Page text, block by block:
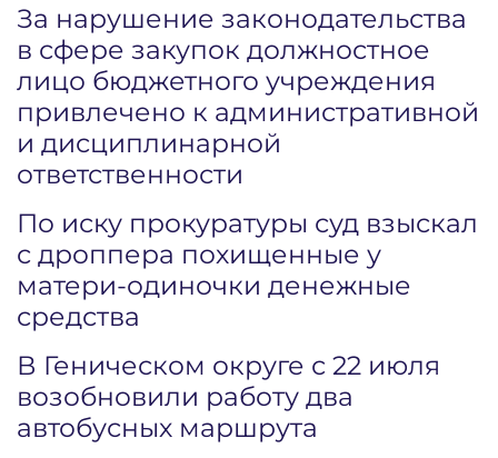
За нарушение законодательства
в сфере закупок должностное
лицо бюджетного учреждения
привлечено к административной
и дисциплинарной
ответственности
По иску прокуратуры суд взыскал
с дроппера похищенные у
матери-одиночки денежные
средства
В Геническом округе с 22 июля
возобновили работу два
автобусных маршрута